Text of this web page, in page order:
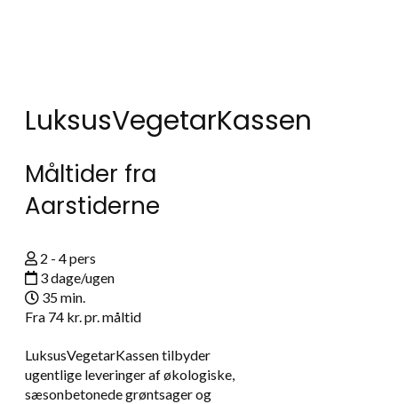
LuksusVegetarKassen
Måltider fra
Aarstiderne
2 - 4 pers
3 dage/ugen
35 min.
Fra 74 kr.pr. måltid
LuksusVegetarKassen tilbyder
ugentlige leveringer af økologiske,
sæsonbetonede grøntsager og